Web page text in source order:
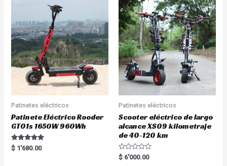
Patinetes eléctricos
Patinete Eléctrico Rooder
GT01s 1650W 960Wh
Rated
5.00
$ 1'680.00
Patinetes eléctricos
Scooter eléctrico de largo
alcance XS09 kilometraje
de 40-120 km
R
a
$ 6'000.00